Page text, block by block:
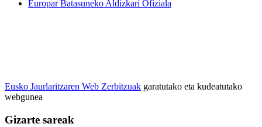
Europar Batasuneko Aldizkari Ofiziala
Eusko Jaurlaritzaren Web Zerbitzuak garatutako eta kudeatutako
webgunea
Gizarte sareak